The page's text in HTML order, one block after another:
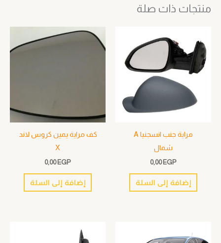
منتجات ذات صلة
مراية جنب انسجنيا A
شمال
0,00 EGP
إضافة إلى السلة
كف مراية يمين كروس لاند
X
0,00 EGP
إضافة إلى السلة